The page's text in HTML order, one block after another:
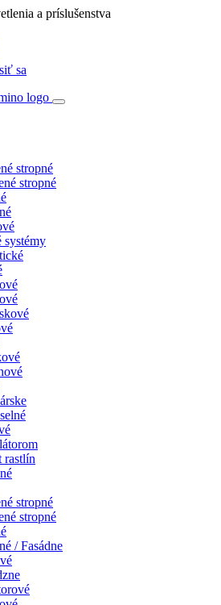
a príslušenstva
sa
stropné
stropné
systémy
rastlín
stropné
stropné
/ Fasádne